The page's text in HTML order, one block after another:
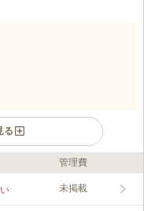
る
パノラマと豊かな自然が魅
管理費
未掲載